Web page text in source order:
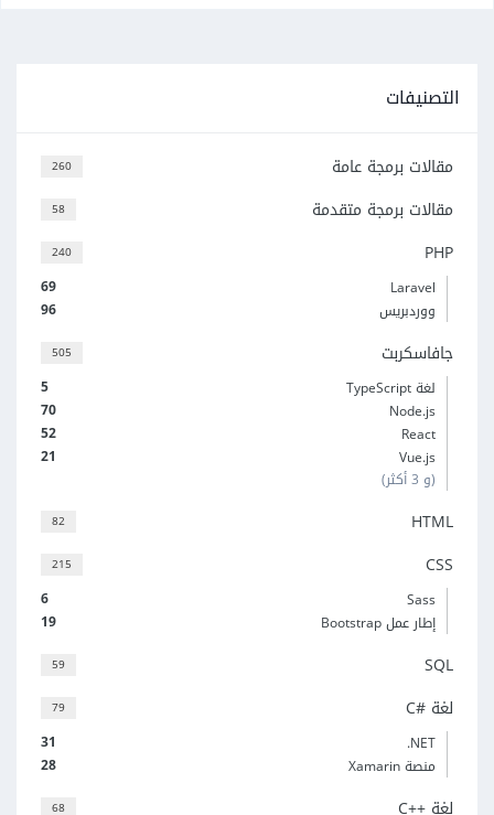
التصنيفات
260 مقالات برمجة عامة
58 مقالات برمجة متقدمة
240 PHP
69
Laravel
96
ووردبريس
505 جافاسكربت
5
لغة TypeScript
70
Node.js
52
React
21
Vue.js
(و 3 أكثر)
82 HTML
215 CSS
6
Sass
19
إطار عمل Bootstrap
59 SQL
79 لغة C#‎
31
‎.NET
28
منصة Xamarin
68 لغة C++‎